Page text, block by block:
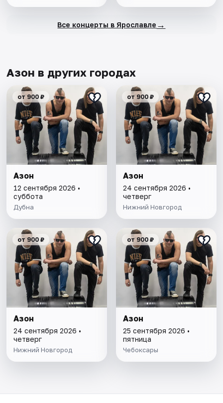
Все концерты в Ярославле →
Азон в других городах
от 900 ₽
Азон
12 сентября 2026 •
суббота
Дубна
от 900 ₽
Азон
24 сентября 2026 •
четверг
Нижний Новгород
от 900 ₽
Азон
24 сентября 2026 •
четверг
Нижний Новгород
от 900 ₽
Азон
25 сентября 2026 •
пятница
Чебоксары